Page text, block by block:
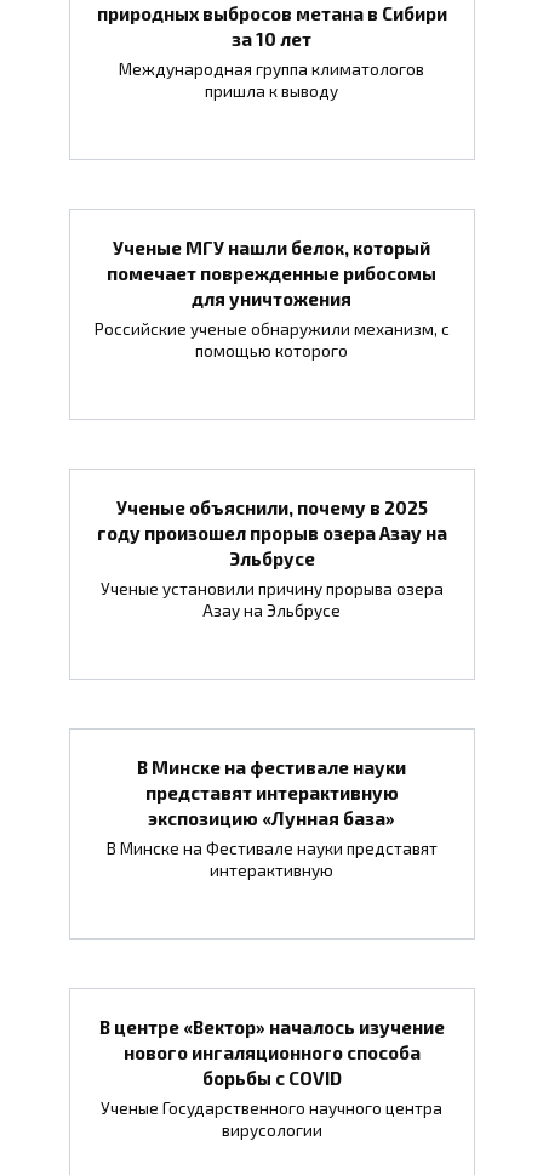
природных выбросов метана в Сибири
за 10 лет
Международная группа климатологов
пришла к выводу
Ученые МГУ нашли белок, который
помечает поврежденные рибосомы
для уничтожения
Российские ученые обнаружили механизм, с
помощью которого
Ученые объяснили, почему в 2025
году произошел прорыв озера Азау на
Эльбрусе
Ученые установили причину прорыва озера
Азау на Эльбрусе
В Минске на фестивале науки
представят интерактивную
экспозицию «Лунная база»
В Минске на Фестивале науки представят
интерактивную
В центре «Вектор» началось изучение
нового ингаляционного способа
борьбы с COVID
Ученые Государственного научного центра
вирусологии